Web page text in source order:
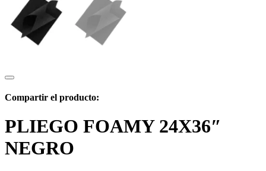
Compartir el producto:
PLIEGO FOAMY 24X36″
NEGRO